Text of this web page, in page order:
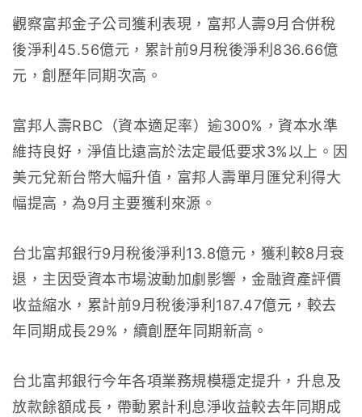
觀察富邦金子公司獲利表現，富邦人壽9月合併稅
後淨利45.56億元，累計前9月稅後淨利836.66億
元，創歷年同期次高。
富邦人壽RBC（資本適足率）逾300%，資本水準
維持良好，淨值比遠高於法定最低要求3%以上。因
美元兌新台幣大幅升值，富邦人壽單月匯兌利得大
幅提高，為9月主要獲利來源。
台北富邦銀行9月稅後淨利13.8億元，獲利較8月衰
退，主因受資本市場波動加劇影響，金融資產評價
收益縮水，累計前9月稅後淨利187.47億元，較去
年同期成長29%，續創歷年同期新高。
台北富邦銀行今年各項業務規模穩定提升，升息及
放款餘額成長，帶動累計利息淨收益較去年同期成